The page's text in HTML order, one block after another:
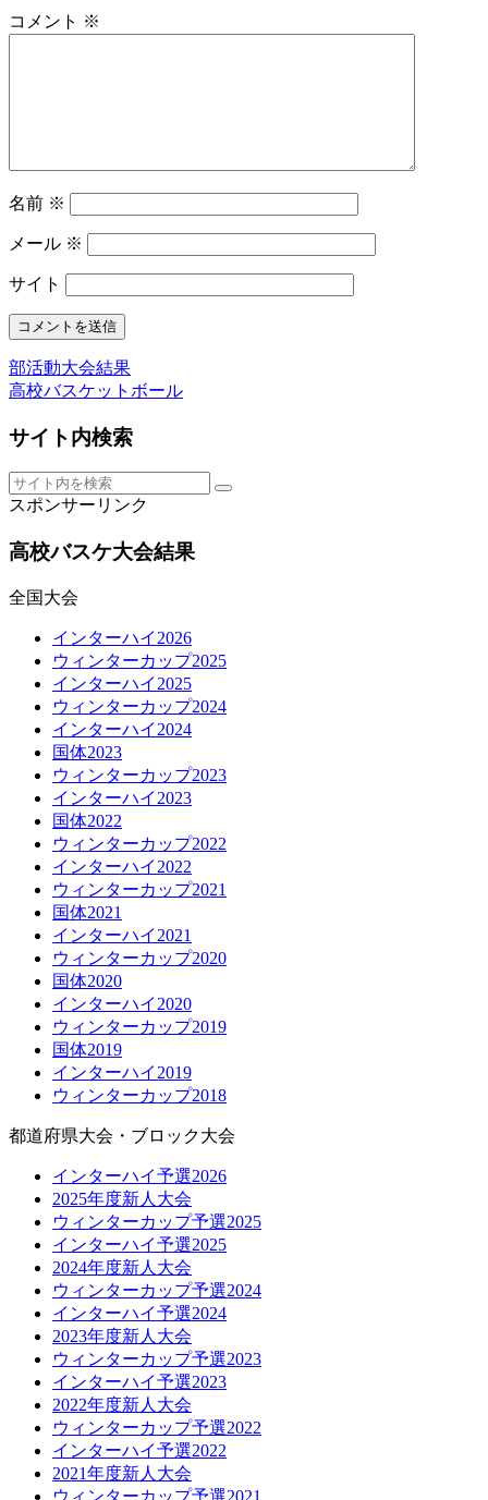
コメント ※
名前 ※
メール ※
サイト
部活動大会結果
高校バスケットボール
サイト内検索
スポンサーリンク
高校バスケ大会結果
全国大会
インターハイ2026
ウィンターカップ2025
インターハイ2025
ウィンターカップ2024
インターハイ2024
国体2023
ウィンターカップ2023
インターハイ2023
国体2022
ウィンターカップ2022
インターハイ2022
ウィンターカップ2021
国体2021
インターハイ2021
ウィンターカップ2020
国体2020
インターハイ2020
ウィンターカップ2019
国体2019
インターハイ2019
ウィンターカップ2018
都道府県大会・ブロック大会
インターハイ予選2026
2025年度新人大会
ウィンターカップ予選2025
インターハイ予選2025
2024年度新人大会
ウィンターカップ予選2024
インターハイ予選2024
2023年度新人大会
ウィンターカップ予選2023
インターハイ予選2023
2022年度新人大会
ウィンターカップ予選2022
インターハイ予選2022
2021年度新人大会
ウィンターカップ予選2021